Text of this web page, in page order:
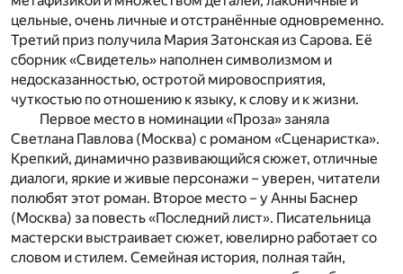
цельные, очень личные и отстранённые одновременно.
Третий приз получила Мария Затонская из Сарова. Её
сборник «Свидетель» наполнен символизмом и
недосказанностью, остротой мировосприятия,
чуткостью по отношению к языку, к слову и к жизни.
Первое место в номинации «Проза» заняла
Светлана Павлова (Москва) с романом «Сценаристка».
Крепкий, динамично развивающийся сюжет, отличные
диалоги, яркие и живые персонажи – уверен, читатели
полюбят этот роман. Второе место – у Анны Баснер
(Москва) за повесть «Последний лист». Писательница
мастерски выстраивает сюжет, ювелирно работает со
словом и стилем. Семейная история, полная тайн,